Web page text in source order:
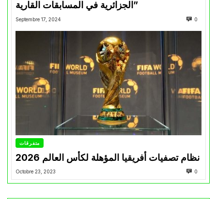
الجزائرية في المسابقات القارية”
Septembre 17, 2024 0
متفرقات
نظام تصفيات أفريقيا المؤهلة لكأس العالم 2026
Octobre 23, 2023 0